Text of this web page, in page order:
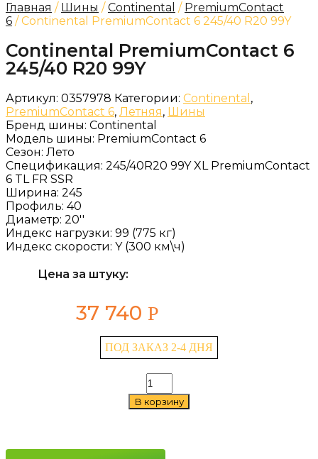
Главная / Шины /Continental / PremiumContact
6 / Continental PremiumContact 6 245/40 R20 99Y
Continental PremiumContact 6
245/40 R20 99Y
Артикул: 0357978 Категории: Continental ,
PremiumContact 6, Летняя, Шины
Бренд шины: Continental
Модель шины: PremiumContact 6
Сезон: Лето
Спецификация: 245/40R20 99Y XL PremiumContact
6 TL FR SSR
Ширина: 245
Профиль: 40
Диаметр: 20''
Индекс нагрузки: 99 (775 кг)
Индекс скорости: Y (300 км\ч)
Цена за штуку:
37 740 Р
ПОД ЗАКАЗ 2-4 ДНЯ
Количество
товара
Continental
В корзину